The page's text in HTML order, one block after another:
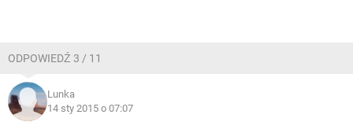
ODPOWIEDŹ 3 / 11
Lunka
14 sty 2015 o 07:07